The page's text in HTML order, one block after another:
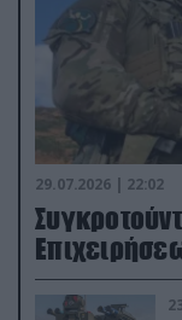
29.07.2026 | 22:02